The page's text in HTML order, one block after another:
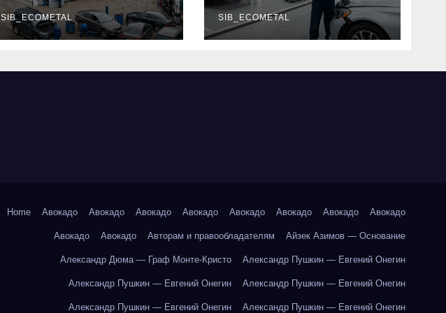
описание услуг и
режим работы
SIB_ECOMETAL
наличие
оригинальных
запчастей
сроки выполнения
SIB_ECOMETAL
Home Авокадо Авокадо Авокадо Авокадо Авокадо Авокадо Авокадо Авокадо
Авокадо Авокадо Авторам и правообладателям Айзек Азимов — Основание
Александр Дюма — Граф Монте-Кристо Александр Пушкин — Евгений Онегин
Александр Пушкин — Евгений Онегин Александр Пушкин — Евгений Онегин
Александр Пушкин — Евгений Онегин Александр Пушкин — Евгений Онегин